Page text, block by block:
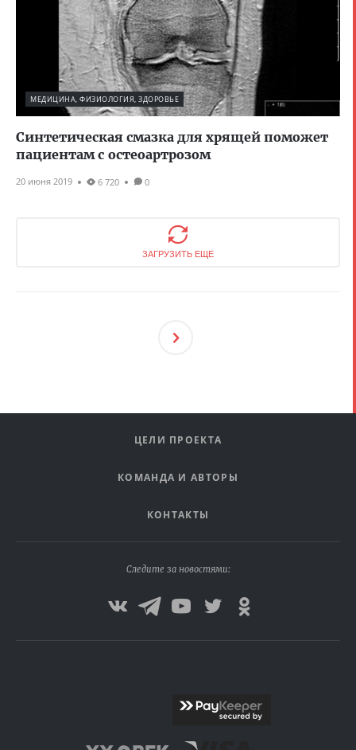
МЕДИЦИНА, ФИЗИОЛОГИЯ, ЗДОРОВЬЕ
Синтетическая смазка для хрящей поможет
пациентам с остеоартрозом
20 июня 2019 6 720 0
ЗАГРУЗИТЬ ЕЩЕ
Ующ
ЦЕЛИ ПРОЕКТА
КОМАНДА И АВТОРЫ
КОНТАКТЫ
Следите за новостями: